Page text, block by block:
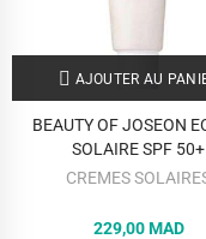
AJOUTER AU
BEAUTY OF JOSEON
SOLAIRE SPF 50+
CREMES
229,00 MAD